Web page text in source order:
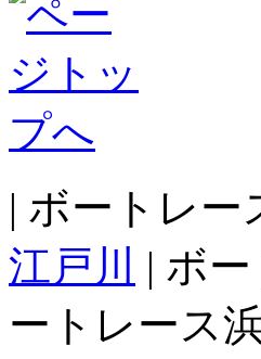
| ボートレー
江戸川
| ボ
ートレース